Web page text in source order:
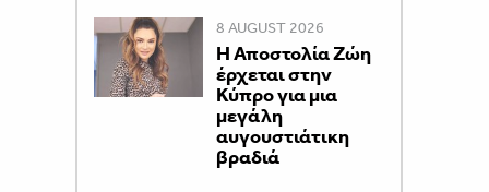
8 AUGUST 2026
Η Αποστολία Ζώη
έρχεται στην
Κύπρο για μια
μεγάλη
αυγουστιάτικη
βραδιά